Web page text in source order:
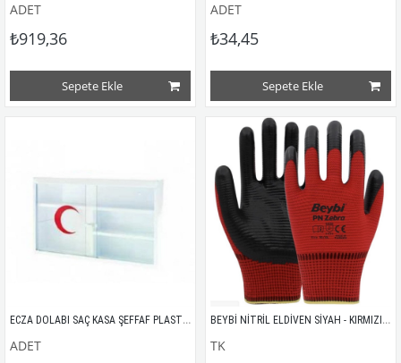
ADET
₺919,36
Sepete Ekle
ADET
₺34,45
Sepete Ekle
ECZA DOLABI SAÇ KASA ŞEFFAF PLASTİK KAPAK
ADET
BEYBİ NİTRİL ELDİVEN SİYAH - KIRMIZI ZEBRA
TK